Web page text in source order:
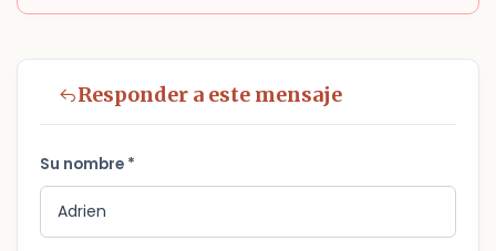
Responder a este mensaje
Su nombre *